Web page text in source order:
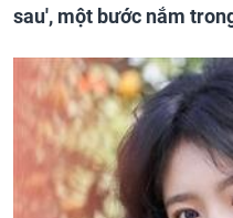
sau', một bước nắm